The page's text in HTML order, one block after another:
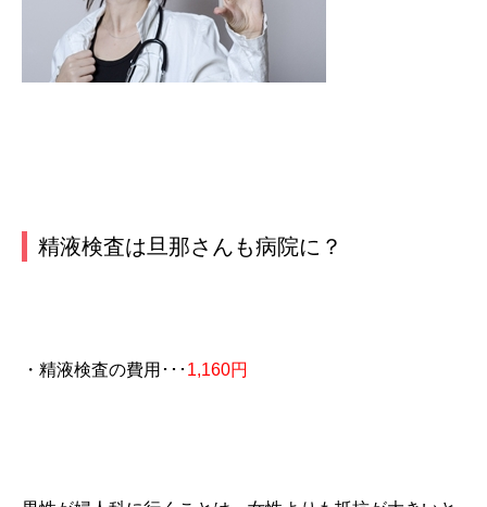
精液検査は旦那さんも病院に？
・精液検査の費用･･･ 1,160円